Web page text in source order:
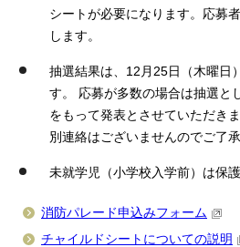
シートが必要になります。応募
します。
抽選結果は、12月25日（木曜日
す。 応募が多数の場合は抽選と
をもって発表とさせていただき
別連絡はございませんのでご了承
未就学児（小学校入学前）は保
消防パレード申込みフォーム
チャイルドシートについての説明